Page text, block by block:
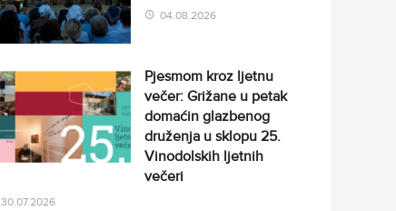
04.08.2026
Pjesmom kroz ljetnu
večer: Grižane u petak
domaćin glazbenog
druženja u sklopu 25.
Vinodolskih ljetnih
večeri
30.07.2026